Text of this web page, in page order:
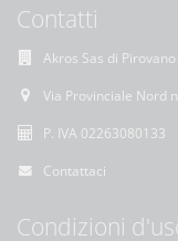
Contatti
Akros Sas di Pirovano
Via Provinciale Nord
P. IVA 02263080133
Contattaci
Condizioni